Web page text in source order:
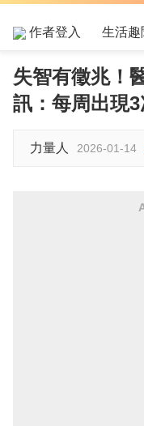
作者登入 生活趣
失智有徵兆！
訊：每周出現
力量人 2026-01-14